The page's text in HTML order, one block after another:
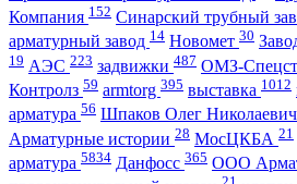
Компания 152 Синарский трубный
арматурный завод 14 Новомет 30
19 АЭС 223 задвижки 487 ОМЗ-
Контролз 59 armtorg 395 выставка 1012
арматура 56 Шпаков Олег Николаевич
Арматурные истории 28 МосЦКБА 21
арматура 5834 Данфосс 365 ООО